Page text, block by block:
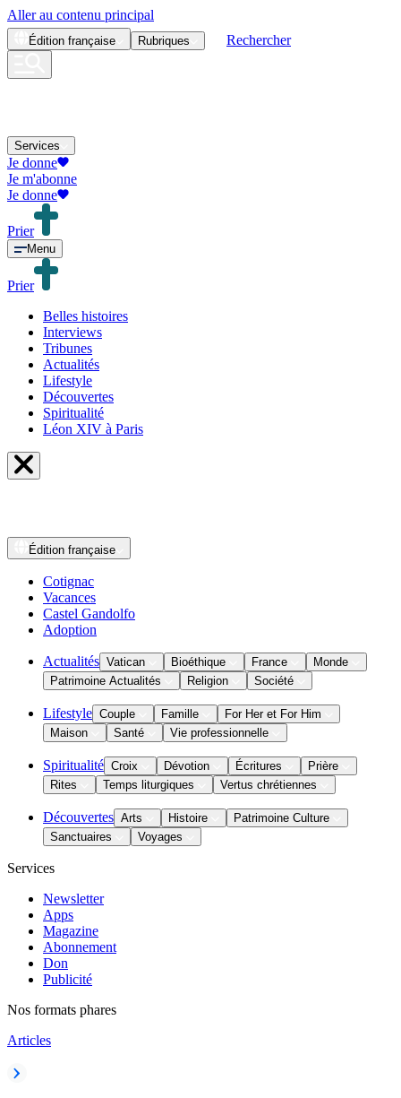
Aller au contenu principal
Édition française Rubriques Rechercher
Services
Je donne
Je m'abonne
Je donne
Prier
Menu
Prier
Belles histoires
Interviews
Tribunes
Actualités
Lifestyle
Découvertes
Spiritualité
Léon XIV à Paris
Édition française
Cotignac
Vacances
Castel Gandolfo
Adoption
Actualités Vatican Bioéthique France
Monde
Patrimoine Actualités
Religion Société
Lifestyle Couple Famille
For Her et For Him
Maison
Santé Vie professionnelle
Spiritualité Croix Dévotion Écritures
Prière
Rites
Temps liturgiques Vertus chrétiennes
Découvertes Arts Histoire
Patrimoine Culture
Sanctuaires
Voyages
Services
Newsletter
Apps
Magazine
Abonnement
Don
Publicité
Nos formats phares
Articles